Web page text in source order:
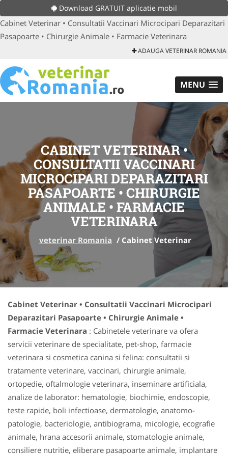
Download GRATUIT aplicatie mobil
Cabinet Veterinar • Consultatii Vaccinari Microcipari Deparazitari
Pasapoarte • Chirurgie Animale • Farmacie Veterinara
ADAUGA VETERINAR ROMANIA
MENU
CABINET VETERINAR •
CONSULTATII VACCINARI
MICROCIPARI DEPARAZITARI
PASAPOARTE • CHIRURGIE
ANIMALE • FARMACIE
VETERINARA
veterinar Romania / Cabinet Veterinar
Cabinet Veterinar • Consultatii Vaccinari Microcipari
Deparazitari Pasapoarte • Chirurgie Animale •
Farmacie Veterinara : Cabinetele veterinare va ofera
servicii veterinare de specialitate, pet-shop, farmacie
veterinara si cosmetica canina si felina: consultatii si
tratamente veterinare, vaccinari, chirurgie animale,
ortopedie, oftalmologie veterinara, inseminare artificiala,
analize de laborator: hematologie, biochimie, endoscopie,
teste rapide, boli infectioase, dermatologie, anatomo-
patologie, bacteriologie, antibiograma, micologie, ecografie
animale, hrana accesorii animale, stomatologie animale,
consiliere nutritie, eliberare pasapoarte animale, implantare